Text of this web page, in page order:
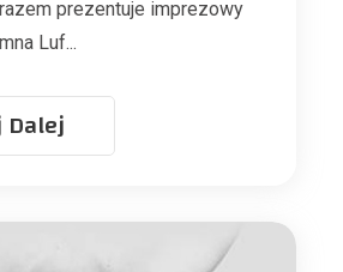
prezentuje imprezowy
Luf...
Dalej